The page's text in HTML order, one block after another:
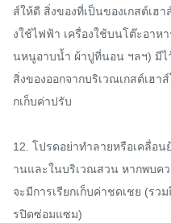
ส์ให้ดี สิ่งของที่เป็นของเกสต์เฮ
งใช้ไฟฟ้า เครื่องใช้บนโต๊ะอาห
นหนูอาบน้ำ ผ้าปูที่นอน ฯลฯ) มีไ
สิ่งของออกจากบริเวณเกสต์เฮา
กเก็บค่าปรับ
12. โปรดอย่าทำลายหรือเคลื่อ
านและในบริเวณสวน หากพบคว
จะมีการเรียกเก็บค่าชดเชย (รว
รปิดซ่อมแซม)